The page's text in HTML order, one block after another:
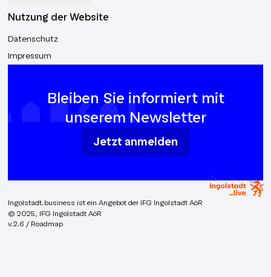
Nutzung der Website
Datenschutz
Impressum
Bleiben Sie informiert mit
unserem Newsletter
Jetzt anmelden
Ingolstadt.business ist ein Angebot der IFG Ingolstadt AöR
© 2025, IFG Ingolstadt AöR
v.2.6 / Roadmap